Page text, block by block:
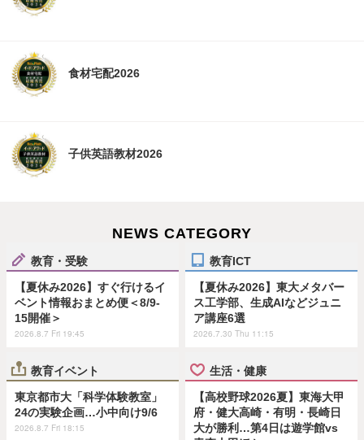
食材宅配2026
子供英語教材2026
NEWS CATEGORY
教育・受験
【夏休み2026】すぐ行けるイ
ベント情報おまとめ便＜8/9-
15開催＞
2026.8.7 Fri 19:45
教育ICT
【夏休み2026】東大メタバー
ス工学部、生成AIなどジュニ
ア講座6選
2026.7.30 Thu 11:15
教育イベント
東京都市大「科学体験教室」
24の実験企画…小中向け9/6
2026.8.7 Fri 18:15
生活・健康
【高校野球2026夏】東海大甲
府・健大高崎・有明・長崎日
大が勝利…第4日は遊学館vs